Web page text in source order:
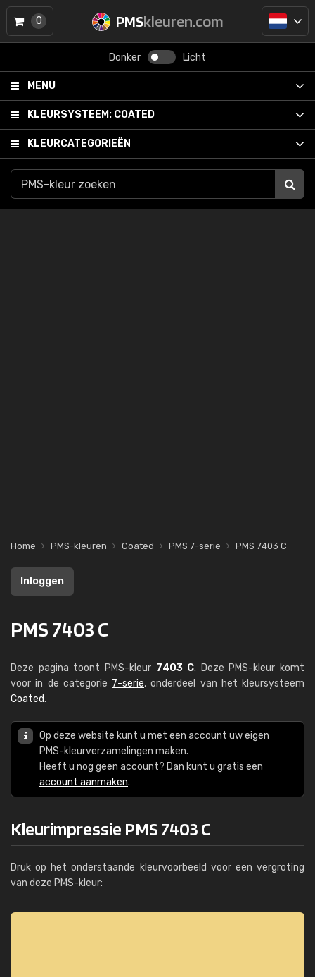
PMSkleuren.com
Donker Licht
MENU
KLEURSYSTEEM: COATED
KLEURCATEGORIEËN
0
Home PMS-kleuren Coated PMS 7-serie PMS 7403 C
Inloggen
PMS 7403 C
Deze pagina toont PMS-kleur 7403 C. Deze PMS-kleur komt
voor in de categorie 7-serie, onderdeel van het kleursysteem
Coated.
Op deze website kunt u met een account uw eigen
PMS-kleurverzamelingen maken.
Heeft u nog geen account? Dan kunt u gratis een
account aanmaken.
Kleurimpressie PMS 7403 C
Druk op het onderstaande kleurvoorbeeld voor een vergroting
van deze PMS-kleur: